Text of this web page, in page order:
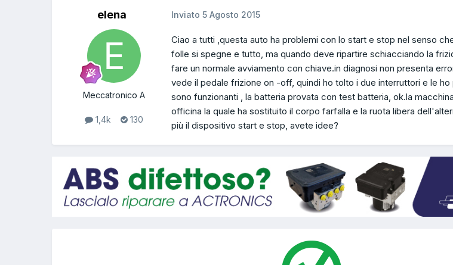
elena
Meccatronico A
1,4k 130
Inviato 5 Agosto 2015
Ciao a tutti ,questa auto ha problemi con lo start e stop nel senso
folle si spegne e tutto, ma quando deve ripartire schiacciando la
fare un normale avviamento con chiave.in diagnosi non presenta
vede il pedale frizione on -off, quindi ho tolto i due interruttori e le
sono funzionanti , la batteria provata con test batteria, ok.la
officina la quale ha sostituito il corpo farfalla e la ruota libera
più il dispositivo start e stop, avete idee?